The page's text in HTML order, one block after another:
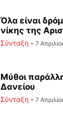
Όλα είναι
νίκης της
Σύνταξη - 7
Μύθοι
Δανείου
Σύνταξη - 7